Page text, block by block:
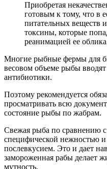
Приобретая
готовым к тому, что в
питательных веществ
токсины, которые
реанимацией ее
Многие рыбные фермы для
весовом объеме рыбы
антибиотики.
Поэтому рекомендуется
просматривать всю
состояние рыбы по жабрам.
Свежая рыба по сравнению
специфической нежностью
послевкусием. Это и дает
замороженная рабы делает
мутность.